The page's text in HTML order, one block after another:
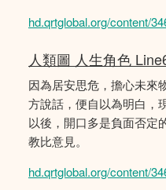
hd.qrtglobal.org/content/
人類圖 人生角色
因為居安思危，擔心未來
方說話，便自以為明白，
以後，開口多是負面否定
教比意見。
hd.qrtglobal.org/content/